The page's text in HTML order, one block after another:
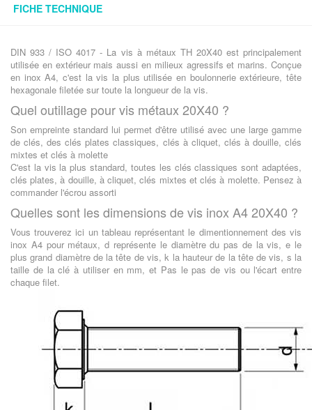
FICHE TECHNIQUE
DIN 933 / ISO 4017 - La vis à métaux TH 20X40 est principalement
utilisée en extérieur mais aussi en milieux agressifs et marins. Conçue
en inox A4, c'est la vis la plus utilisée en boulonnerie extérieure, tête
hexagonale filetée sur toute la longueur de la vis.
Quel outillage pour vis métaux 20X40 ?
Son empreinte standard lui permet d'être utilisé avec une large gamme
de clés, des clés plates classiques, clés à cliquet, clés à douille, clés
mixtes et clés à molette
C'est la vis la plus standard, toutes les clés classiques sont adaptées,
clés plates, à douille, à cliquet, clés mixtes et clés à molette. Pensez à
commander l'écrou assorti
Quelles sont les dimensions de vis inox A4 20X40 ?
Vous trouverez ici un tableau représentant le dimentionnement des vis
inox A4 pour métaux, d représente le diamètre du pas de la vis, e le
plus grand diamètre de la tête de vis, k la hauteur de la tête de vis, s la
taille de la clé à utiliser en mm, et Pas le pas de vis ou l'écart entre
chaque filet.